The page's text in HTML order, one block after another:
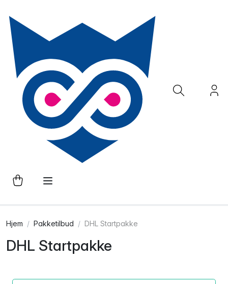
Hjem Pakketilbud DHL Startpakke
DHL Startpakke